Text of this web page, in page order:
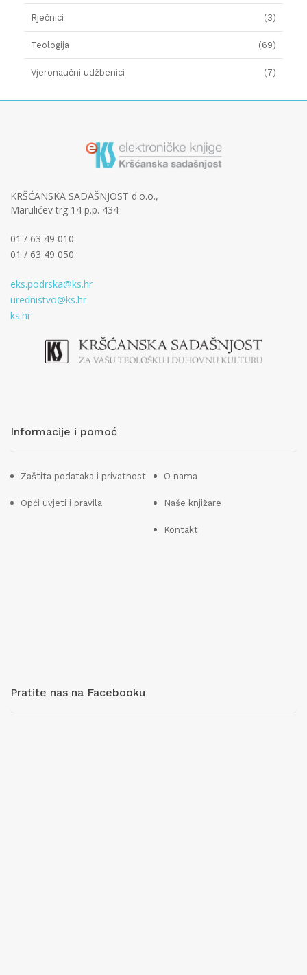
Rječnici (3)
Teologija (69)
Vjeronaučni udžbenici (7)
KRŠĆANSKA SADAŠNJOST d.o.o.,
Marulićev trg 14 p.p. 434
01 / 63 49 010
01 / 63 49 050
eks.podrska@ks.hr
urednistvo@ks.hr
ks.hr
Informacije i pomoć
Zaštita podataka i privatnost
Opći uvjeti i pravila
O nama
Naše knjižare
Kontakt
Pratite nas na Facebooku